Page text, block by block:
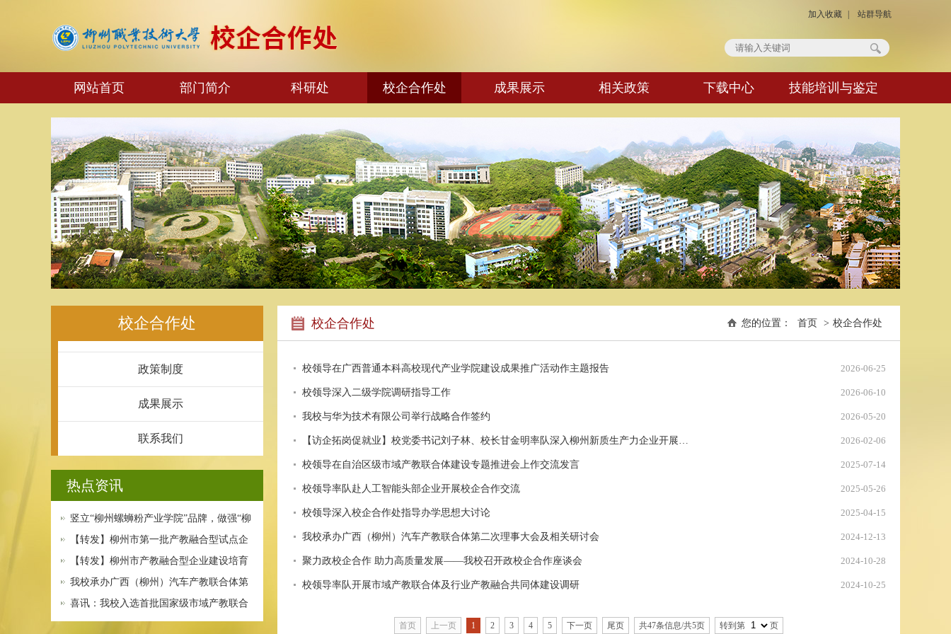
站群导航
加入收藏
网站首页 部门简介 科研处 校企合作处 成果展示 相关政策 下载中心 技能培训与鉴定
校企合作处
政策制度
成果展示
联系我们
热点资讯
竖立“柳州螺蛳粉产业学院”品牌，做强“柳
州螺蛳粉”产业
【转发】柳州市第一批产教融合型试点企
业公布
【转发】柳州市产教融合型企业建设培育
试点实施方案
我校承办广西（柳州）汽车产教联合体第
二次理事大会及相关…
喜讯：我校入选首批国家级市域产教联合
体
您的位置： 首页 > 校企合作处
校企合作处
2026-06-25
校领导在广西普通本科高校现代产业学院建设成果推广活动作主题报告
2026-06-10
校领导深入二级学院调研指导工作
2026-05-20
我校与华为技术有限公司举行战略合作签约
2026-02-06
【访企拓岗促就业】校党委书记刘子林、校长甘金明率队深入柳州新质生产力企业开展…
2025-07-14
校领导在自治区级市域产教联合体建设专题推进会上作交流发言
2025-05-26
校领导率队赴人工智能头部企业开展校企合作交流
2025-04-15
校领导深入校企合作处指导办学思想大讨论
2024-12-13
我校承办广西（柳州）汽车产教联合体第二次理事大会及相关研讨会
2024-10-28
聚力政校企合作 助力高质量发展——我校召开政校企合作座谈会
2024-10-25
校领导率队开展市域产教联合体及行业产教融合共同体建设调研
首页 上一页 1 2 3 4 5 下一页 尾页 共47条信息/共5页 转到第 页